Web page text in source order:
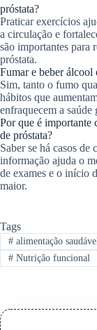
próstata?
Praticar exercícios
a circulação e
são importantes para
próstata.
Fumar e beber álcool
Sim, tanto o fumo
hábitos que
enfraquecem a saúde
Por que é importante
de próstata?
Saber se há casos de
informação ajuda o
de exames e o início
maior.
Tags
#alimentação saudável
#Nutrição funcional